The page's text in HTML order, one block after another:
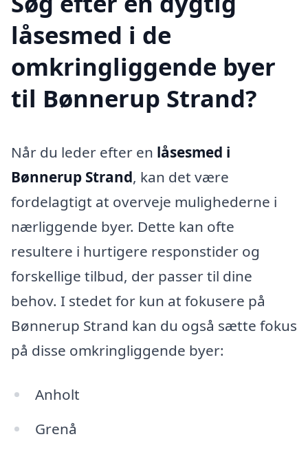
låsesmed i de
omkringliggende byer
til Bønnerup Strand?
Når du leder efter en låsesmed i
Bønnerup Strand, kan det være
fordelagtigt at overveje mulighederne i
nærliggende byer. Dette kan ofte
resultere i hurtigere responstider og
forskellige tilbud, der passer til dine
behov. I stedet for kun at fokusere på
Bønnerup Strand kan du også sætte fokus
på disse omkringliggende byer:
Anholt
Grenå